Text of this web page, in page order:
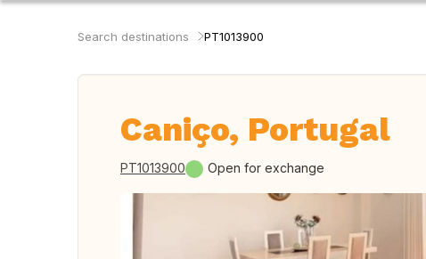
Search destinations PT1013900
Caniço, Portugal
PT1013900 Open for exchange